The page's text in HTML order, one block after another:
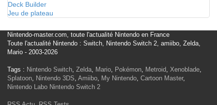
Deck Builder
Jeu de plateau
Nintendo-master.com, toute l'actualité Nintendo en France
Toute l'actualité Nintendo : Switch, Nintendo Switch 2, amiibo, Zelda,
Mario - 2003-2026
Tags : Nintendo Switch, Zelda, Mario, Pokémon, Metroid, Xenoblade,
Splatoon, Nintendo 3DS, Amiibo, My Nintendo, Cartoon Master,
Nintendo Labo Nintendo Switch 2